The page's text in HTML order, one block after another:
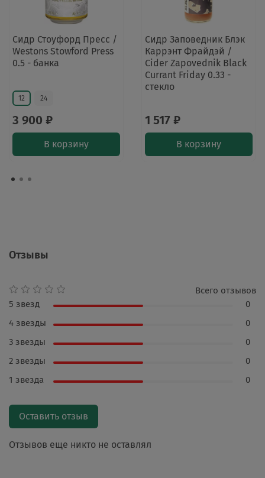
Сидр Стоуфорд Пресс /
Westons Stowford Press
0.5 - банка
12 24
3 900 ₽
В корзину
Сидр Заповедник Блэк
Каррэнт Фрайдэй /
Cider Zapovednik Black
Currant Friday 0.33 -
стекло
1 517 ₽
В корзину
Отзывы
Отзывов еще никто не оставлял
Всего отзывов
5 звезд
0
4 звезды
0
3 звезды
0
2 звезды
0
1 звезда
0
Оставить отзыв